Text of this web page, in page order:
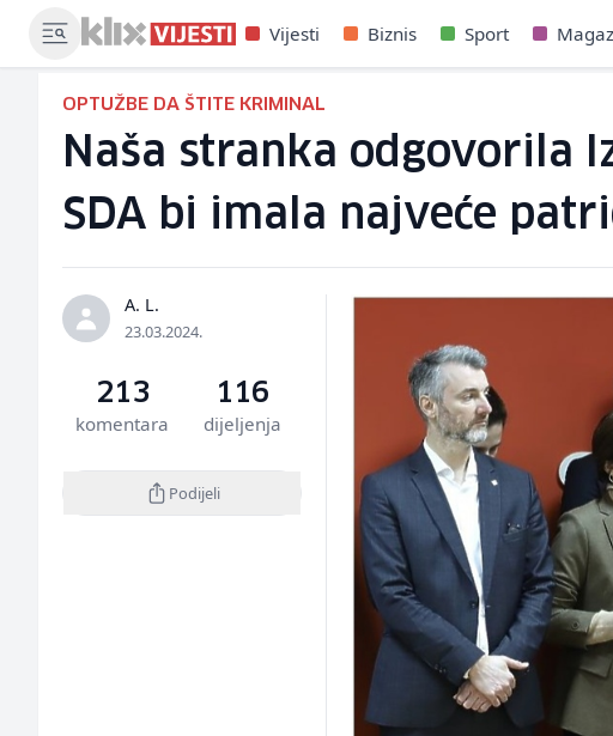
Vijesti Biznis Sport
OPTUŽBE DA ŠTITE KRIMINAL
Naša stranka odgovorila
SDA bi imala najveće
A. L.
23.03.2024.
213
komentara
116
dijeljenja
Podijeli